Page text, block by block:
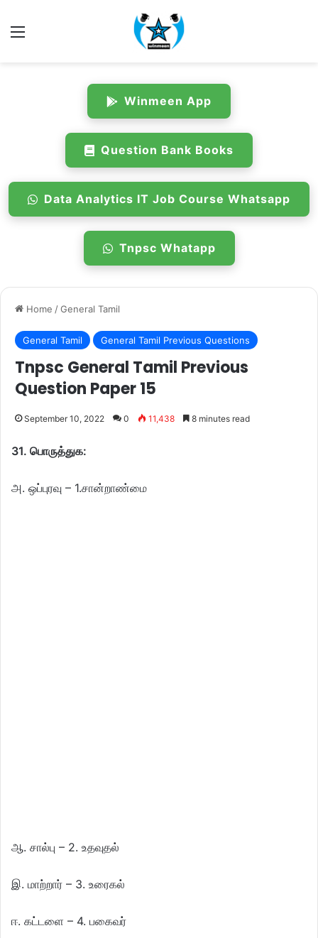
Menu
Winmeen App
Question Bank Books
Data Analytics IT Job Course Whatsapp
Tnpsc Whatapp
Home /General Tamil
General Tamil General Tamil Previous Questions
Tnpsc General Tamil Previous
Question Paper 15
September 10, 2022 0 11,438 8 minutes read
31. பொருத்துக:
அ. ஒப்புரவு – 1.சான்றாண்மை
ஆ. சால்பு – 2. உதவுதல்
இ. மாற்றார் – 3. உரைகல்
ஈ. கட்டளை – 4. பகைவர்